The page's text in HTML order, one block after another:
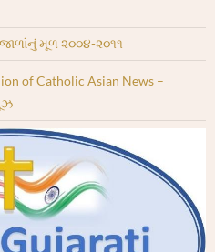
મૂળ ૨૦૦૪-૨૦૧૧
of Catholic Asian News –